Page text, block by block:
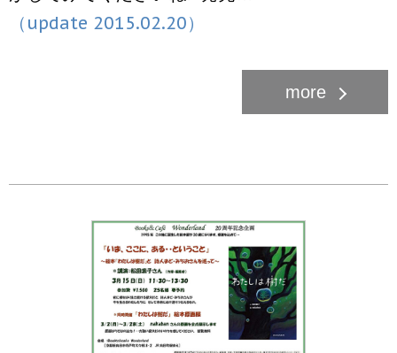
（update 2015.02.20）